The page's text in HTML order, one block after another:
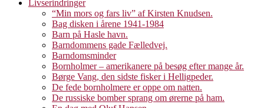
Livserindringer
“Min mors og fars liv” af Kirsten Knudsen.
Bag disken i årene 1941-1984
Barn på Hasle havn.
Barndommens gade Fælledvej.
Barndomsminder
Bornholmer – amerikanere på besøg efter mange år.
Børge Vang, den sidste fisker i Helligpeder.
De fede bornholmere er oppe om natten.
De russiske bomber sprang om ørerne på ham.